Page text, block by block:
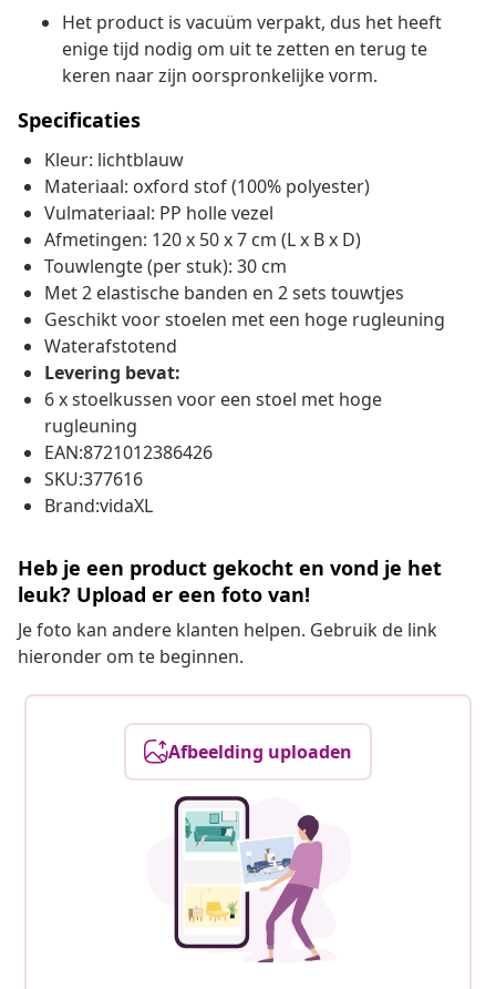
Het product is vacuüm verpakt, dus het heeft
enige tijd nodig om uit te zetten en terug te
keren naar zijn oorspronkelijke vorm.
Specificaties
Kleur: lichtblauw
Materiaal: oxford stof (100% polyester)
Vulmateriaal: PP holle vezel
Afmetingen: 120 x 50 x 7 cm (L x B x D)
Touwlengte (per stuk): 30 cm
Met 2 elastische banden en 2 sets touwtjes
Geschikt voor stoelen met een hoge rugleuning
Waterafstotend
Levering bevat:
6 x stoelkussen voor een stoel met hoge
rugleuning
EAN:8721012386426
SKU:377616
Brand:vidaXL
Heb je een product gekocht en vond je het
leuk? Upload er een foto van!
Je foto kan andere klanten helpen. Gebruik de link
hieronder om te beginnen.
Afbeelding uploaden